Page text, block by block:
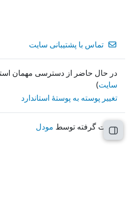
باز کردن فهرست درس
تماس با پشتیبانی سایت
در حال حاضر از دسترسی مهمان
سایت)
تغییر پوسته به پوستهٔ استاندارد
قدرت گرفته توسط مودل